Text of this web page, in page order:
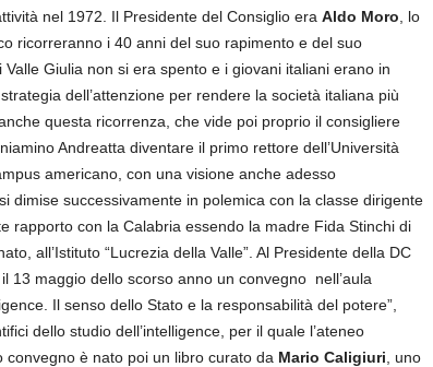
nel 1972. Il Presidente del Consiglio era Aldo Moro , lo
ricorreranno i 40 anni del suo rapimento e del suo
Valle Giulia non si era spento e i giovani italiani erano in
dell’attenzione per rendere la società italiana più
questa ricorrenza, che vide poi proprio il consigliere
Andreatta diventare il primo rettore dell’Università
americano, con una visione anche adesso
dimise successivamente in polemica con la classe dirigente
rapporto con la Calabria essendo la madre Fida Stinchi di
all’Istituto “Lucrezia della Valle”. Al Presidente della DC
13 maggio dello scorso anno un convegno nell’aula
Il senso dello Stato e la responsabilità del potere”,
dello studio dell’intelligence, per il quale l’ateneo
convegno è nato poi un libro curato da Mario Caligiuri , uno